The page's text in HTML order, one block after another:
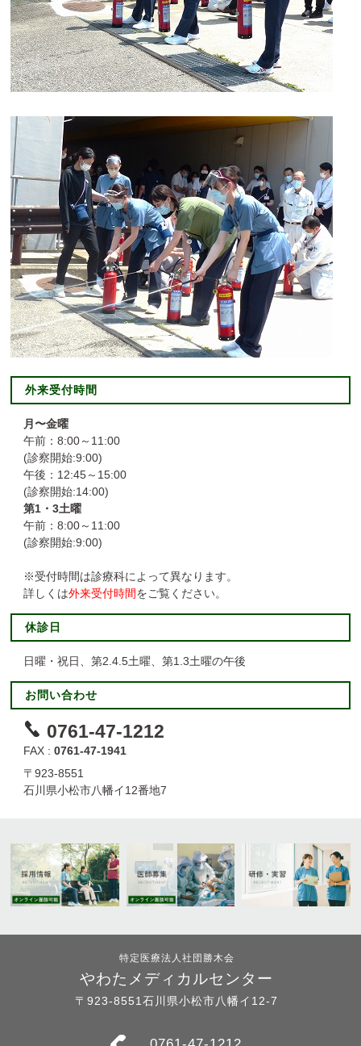
外来受付時間
月〜金曜
午前：8:00～11:00
(診察開始:9:00)
午後：12:45～15:00
(診察開始:14:00)
第1・3土曜
午前：8:00～11:00
(診察開始:9:00)
※受付時間は診療科によって異なります。
詳しくは外来受付時間をご覧ください。
休診日
日曜・祝日、第2.4.5土曜、第1.3土曜の午後
お問い合わせ
0761-47-1212
FAX :0761-47-1941
〒923-8551
石川県小松市八幡イ12番地7
特定医療法人社団勝木会
やわたメディカルセンター
〒923-8551石川県小松市八幡イ12-7